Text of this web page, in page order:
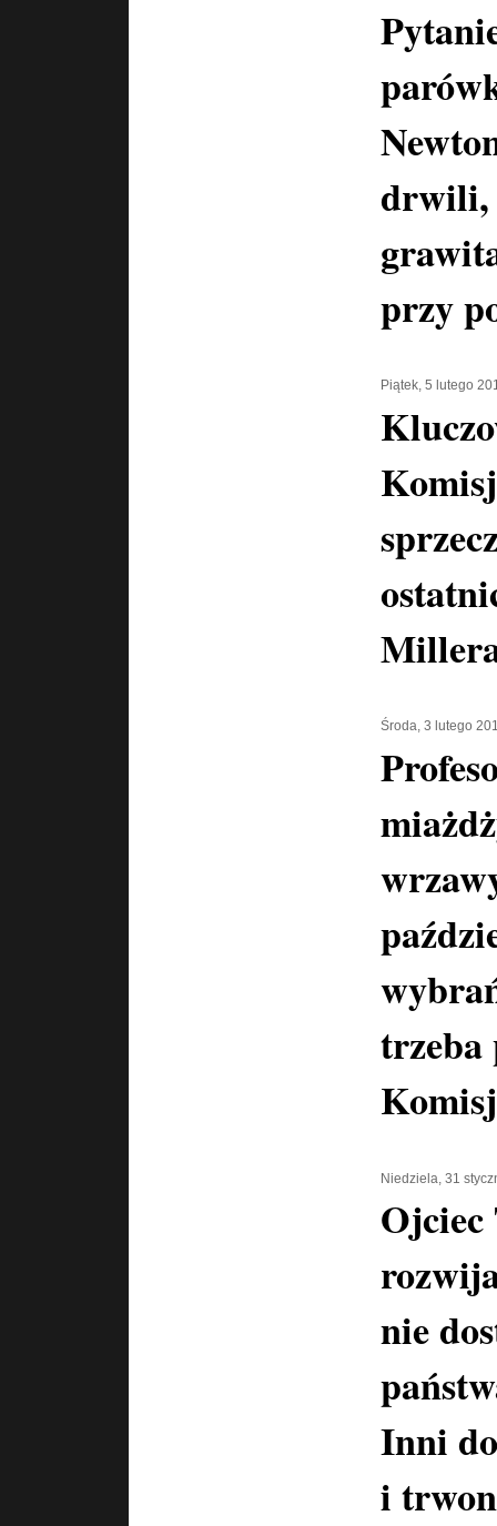
drwili,
przy
Piątek, 5 lutego
Środa, 3 lutego
trzeba
Niedziela, 31
Ojciec
nie
Inni
i